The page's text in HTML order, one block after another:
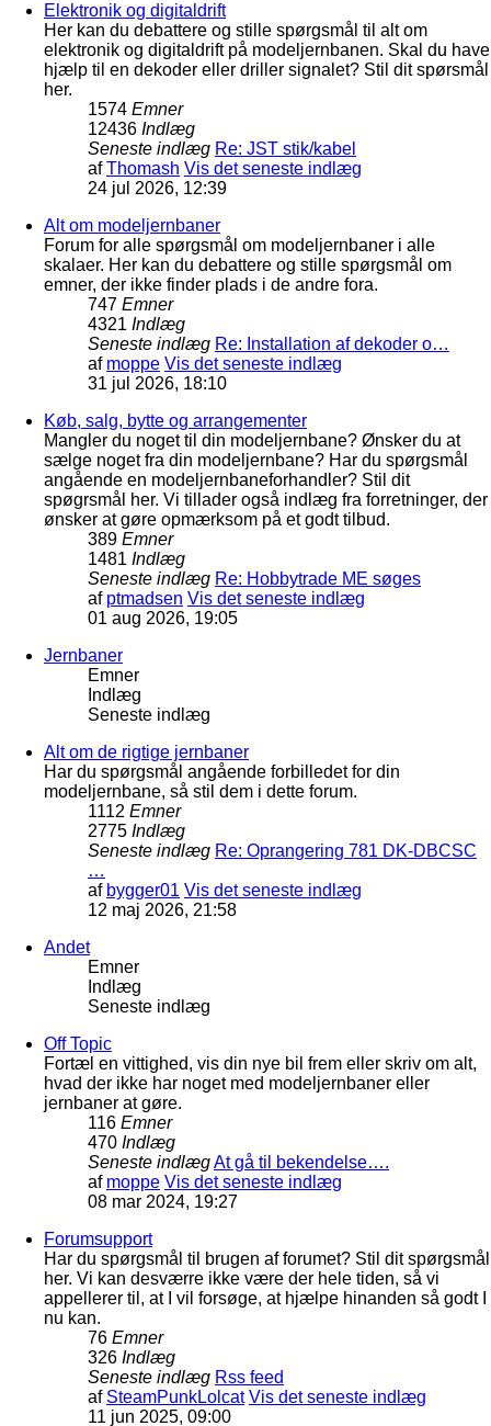
Elektronik og digitaldrift
Her kan du debattere og stille spørgsmål til alt om
elektronik og digitaldrift på modeljernbanen. Skal du have
hjælp til en dekoder eller driller signalet? Stil dit spørsmål
her.
1574 Emner
12436 Indlæg
Seneste indlæg Re: JST stik/kabel
afThomash Vis det seneste indlæg
24 jul 2026, 12:39
Alt om modeljernbaner
Forum for alle spørgsmål om modeljernbaner i alle
skalaer. Her kan du debattere og stille spørgsmål om
emner, der ikke finder plads i de andre fora.
747 Emner
4321 Indlæg
Seneste indlæg Re: Installation af dekoder o…
af moppe Vis det seneste indlæg
31 jul 2026, 18:10
Køb, salg, bytte og arrangementer
Mangler du noget til din modeljernbane? Ønsker du at
sælge noget fra din modeljernbane? Har du spørgsmål
angående en modeljernbaneforhandler? Stil dit
spøgrsmål her. Vi tillader også indlæg fra forretninger, der
ønsker at gøre opmærksom på et godt tilbud.
389 Emner
1481 Indlæg
Seneste indlæg Re: Hobbytrade ME søges
af ptmadsen Vis det seneste indlæg
01 aug 2026, 19:05
Jernbaner
Emner
Indlæg
Seneste indlæg
Alt om de rigtige jernbaner
Har du spørgsmål angående forbilledet for din
modeljernbane, så stil dem i dette forum.
1112 Emner
2775 Indlæg
Seneste indlæg Re: Oprangering 781 DK-DBCSC
…
af bygger01 Vis det seneste indlæg
12 maj 2026, 21:58
Andet
Emner
Indlæg
Seneste indlæg
Off Topic
Fortæl en vittighed, vis din nye bil frem eller skriv om alt,
hvad der ikke har noget med modeljernbaner eller
jernbaner at gøre.
116 Emner
470 Indlæg
Seneste indlægAt gå til bekendelse….
af moppe Vis det seneste indlæg
08 mar 2024, 19:27
Forumsupport
Har du spørgsmål til brugen af forumet? Stil dit spørgsmål
her. Vi kan desværre ikke være der hele tiden, så vi
appellerer til, at I vil forsøge, at hjælpe hinanden så godt I
nu kan.
76 Emner
326 Indlæg
Seneste indlæg Rss feed
af SteamPunkLolcat Vis det seneste indlæg
11 jun 2025, 09:00